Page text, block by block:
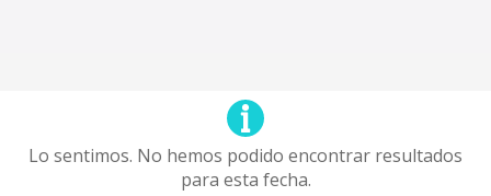
Lo sentimos. No hemos podido encontrar resultados
para esta fecha.